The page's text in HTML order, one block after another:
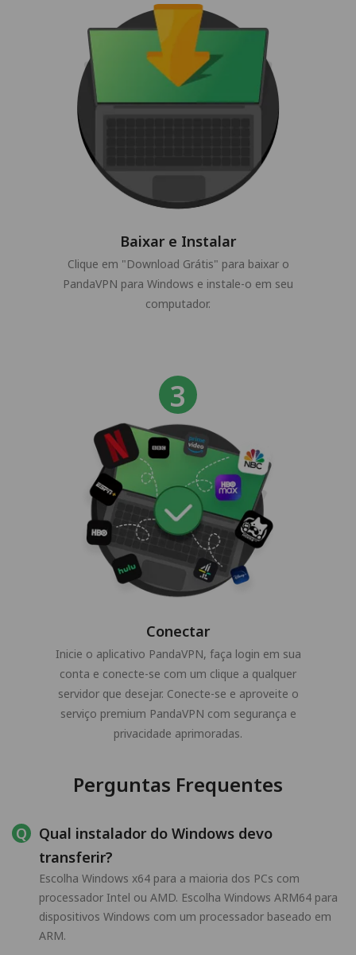
Baixar e Instalar
Clique em "Download Grátis" para baixar o
PandaVPN para Windows e instale-o em seu
computador.
Conectar
Inicie o aplicativo PandaVPN, faça login em sua
conta e conecte-se com um clique a qualquer
servidor que desejar. Conecte-se e aproveite o
serviço premium PandaVPN com segurança e
privacidade aprimoradas.
Perguntas Frequentes
Qual instalador do Windows devo
transferir?
Escolha Windows x64 para a maioria dos PCs com
processador Intel ou AMD. Escolha Windows ARM64 para
dispositivos Windows com um processador baseado em
ARM.